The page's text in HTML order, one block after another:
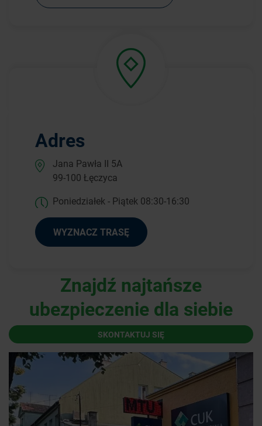
Adres
Jana Pawła II 5A
99-100 Łęczyca
Poniedziałek - Piątek 08:30-16:30
WYZNACZ TRASĘ
Znajdź najtańsze
ubezpieczenie dla siebie
SKONTAKTUJ SIĘ